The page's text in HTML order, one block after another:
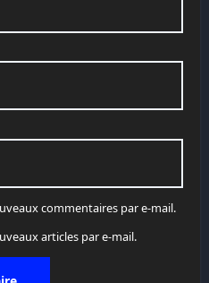
commentaires par e-mail.
articles par e-mail.